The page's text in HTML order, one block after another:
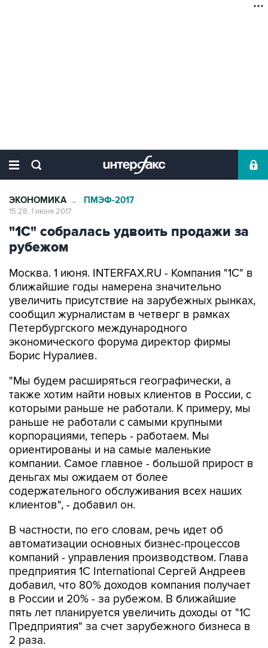
ЭКОНОМИКА → ПМЭФ-2017
15:28, 1 июня 2017
"1С" собралась удвоить продажи за
рубежом
Москва. 1 июня. INTERFAX.RU - Компания "1С" в
ближайшие годы намерена значительно
увеличить присутствие на зарубежных рынках,
сообщил журналистам в четверг в рамках
Петербургского международного
экономического форума директор фирмы
Борис Нуралиев.
"Мы будем расширяться географически, а
также хотим найти новых клиентов в России, с
которыми раньше не работали. К примеру, мы
раньше не работали с самыми крупными
корпорациями, теперь - работаем. Мы
ориентированы и на самые маленькие
компании. Самое главное - большой прирост в
деньгах мы ожидаем от более
содержательного обслуживания всех наших
клиентов", - добавил он.
В частности, по его словам, речь идет об
автоматизации основных бизнес-процессов
компаний - управления производством. Глава
предприятия 1С International Сергей Андреев
добавил, что 80% доходов компания получает
в России и 20% - за рубежом. В ближайшие
пять лет планируется увеличить доходы от "1С
Предприятия" за счет зарубежного бизнеса в
2 раза.